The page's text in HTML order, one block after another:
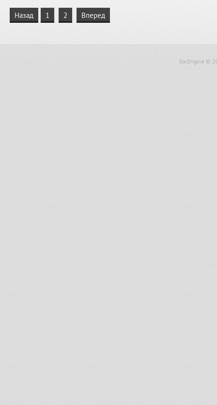
Назад 1 2 Вперед
SocEngine ©